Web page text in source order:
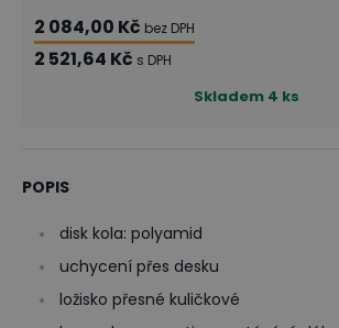
2 084,00 Kč bez DPH
2 521,64 Kč s DPH
Skladem 4 ks
POPIS
disk kola: polyamid
uchycení přes desku
ložisko přesné kuličkové